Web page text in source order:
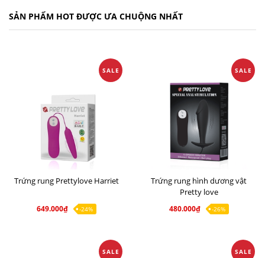
SẢN PHẨM HOT ĐƯỢC ƯA CHUỘNG NHẤT
SALE
Trứng rung Prettylove Harriet
649.000₫ -24%
SALE
Trứng rung hình dương vật
Pretty love
480.000₫ -26%
SALE SALE